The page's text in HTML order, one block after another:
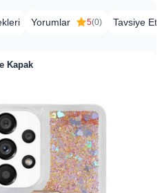
Yorumlar 5(0) Tavsiye Et
Kapak